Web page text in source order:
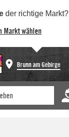
der richtige Markt?
Markt wählen
Brunn am Gebirge